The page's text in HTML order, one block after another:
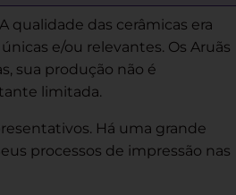
qualidade das cerâmicas era
e/ou relevantes. Os Aruãs
sua produção não é
limitada.
Há uma grande
processos de impressão nas